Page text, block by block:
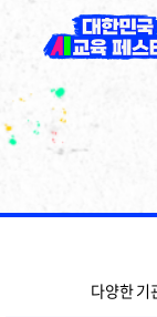
다양한 기